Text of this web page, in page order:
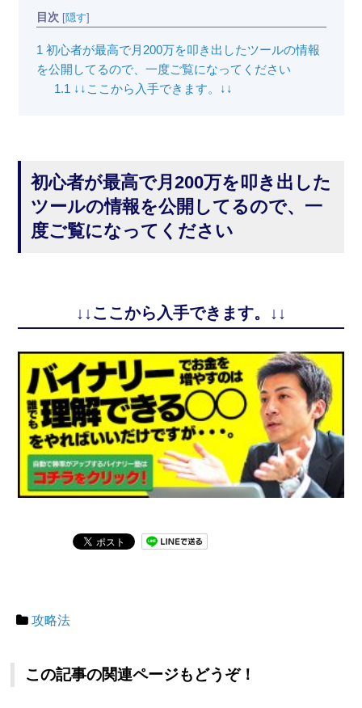
目次 [隠す]
1 初心者が最高で月200万を叩き出したツールの情報
を公開してるので、一度ご覧になってください
1.1 ↓↓ここから入手できます。↓↓
初心者が最高で月200万を叩き出した
ツールの情報を公開してるので、一
度ご覧になってください
↓↓ここから入手できます。↓↓
攻略法
この記事の関連ページもどうぞ！